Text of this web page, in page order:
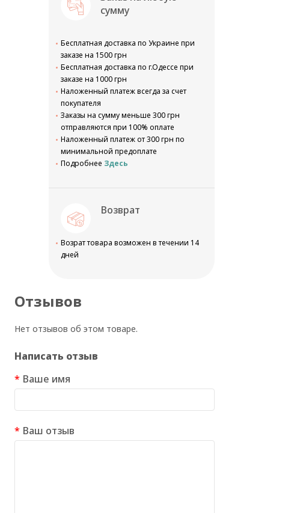
сумму
Бесплатная доставка по Украине при
заказе на 1500 грн
Бесплатная доставка по г.Одессе при
заказе на 1000 грн
Наложенный платеж всегда за счет
покупателя
Заказы на сумму меньше 300 грн
отправляются при 100% оплате
Наложенный платеж от 300 грн по
минимальной предоплате
Подробнее Здесь
Возврат
Возрат товара возможен в течении 14
дней
Отзывов
Нет отзывов об этом товаре.
Написать отзыв
Ваше имя
Ваш отзыв